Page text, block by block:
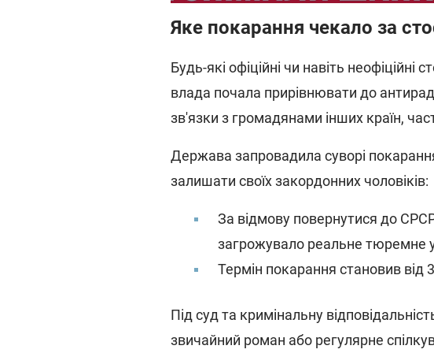
Яке покарання чекало за
Будь-які офіційні чи навіть
влада почала прирівнювати до
зв'язки з громадянами інших країн,
Держава запровадила суворі
залишати своїх закордонних чоловіків:
За відмову повернутися до
загрожувало реальне тюремне
Термін покарання становив від
Під суд та кримінальну
звичайний роман або регулярне